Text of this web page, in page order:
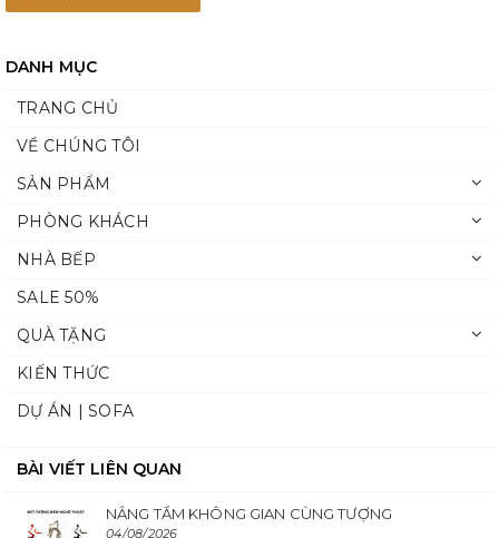
DANH MỤC
TRANG CHỦ
VỀ CHÚNG TÔI
SẢN PHẨM
PHÒNG KHÁCH
NHÀ BẾP
SALE 50%
QUÀ TẶNG
KIẾN THỨC
DỰ ÁN | SOFA
BÀI VIẾT LIÊN QUAN
NÂNG TẦM KHÔNG GIAN CÙNG TƯỢNG
04/08/2026